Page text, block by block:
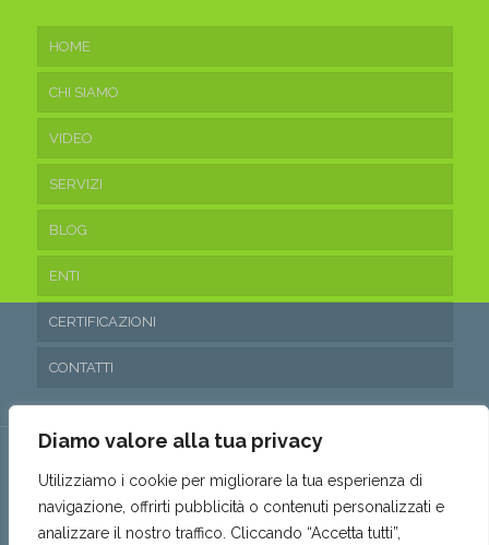
Diamo valore alla tua privacy
Utilizziamo i cookie per migliorare la tua esperienza di
navigazione, offrirti pubblicità o contenuti personalizzati e
analizzare il nostro traffico. Cliccando “Accetta tutti”,
HOME
CHI SIAMO
VIDEO
SERVIZI
BLOG
ENTI
CERTIFICAZIONI
CONTATTI
© 2016 Ecoteam Srl. • P.IVA 03315530653 • REA: SA- 288797 •